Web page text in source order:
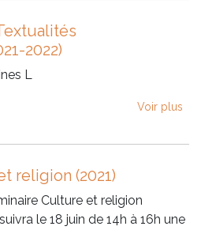
2022)
L
Voir plus
religion (2021)
Culture et religion
le 18 juin de 14h à 16h une